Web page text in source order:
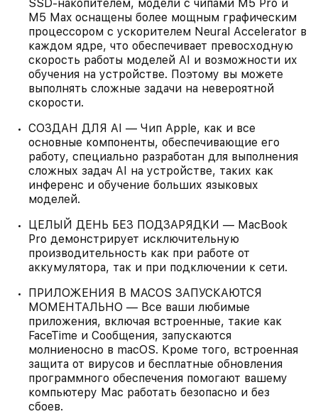
SSD‑накопителем, модели с чипами M5 Pro и
M5 Max оснащены более мощным графическим
процессором с ускорителем Neural Accelerator в
каждом ядре, что обеспечивает превосходную
скорость работы моделей AI и возможности их
обучения на устройстве. Поэтому вы можете
выполнять сложные задачи на невероятной
скорости.
СОЗДАН ДЛЯ AI — Чип Apple, как и все
основные компоненты, обеспечивающие его
работу, специально разработан для выполнения
сложных задач AI на устройстве, таких как
инференс и обучение больших языковых
моделей.
ЦЕЛЫЙ ДЕНЬ БЕЗ ПОДЗАРЯДКИ — MacBook
Pro демонстрирует исключительную
производительность как при работе от
аккумулятора, так и при подключении к сети.
ПРИЛОЖЕНИЯ В MACOS ЗАПУСКАЮТСЯ
МОМЕНТАЛЬНО — Все ваши любимые
приложения, включая встроенные, такие как
FaceTime и Сообщения, запускаются
молниеносно в macOS. Кроме того, встроенная
защита от вирусов и бесплатные обновления
программного обеспечения помогают вашему
компьютеру Mac работать безопасно и без
сбоев.